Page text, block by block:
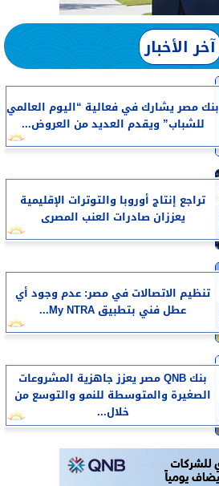
آخر الأخبار
بنك مصر يشارك في فعالية “اليوم العالمي
للشباب” ويقدم العديد من العروض...
تراجع إنتاج أوروبا والتوترات الإقليمية
يعززان صادرات العنب المصرى
تنظيم الاتصالات في مصر: عدم وجود أي
عطل فني بتطبيق My NTRA...
بنك QNB مصر يعزز جاهزية المشروعات
الصغيرة والمتوسطة للنمو والتوسع من
خلال...